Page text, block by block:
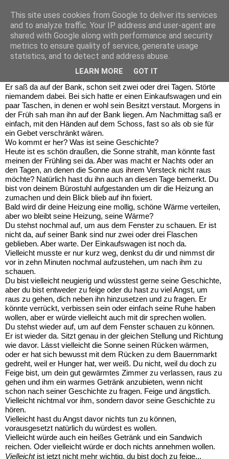
Farben dieser Welt
Vielleicht...
Er saß da auf der Bank, schon seit zwei oder drei Tagen. Störte
niemandem dabei. Bei sich hatte er einen Einkaufswagen und ein
paar Taschen, in denen er wohl sein Besitzt verstaut. Morgens in
der Früh sah man ihn auf der Bank liegen. Am Nachmittag saß er
einfach, mit den Händen auf dem Schoss, fast so als ob sie für
ein Gebet verschränkt wären.
Wo kommt er her? Was ist seine Geschichte?
Heute ist es schön draußen, die Sonne strahlt, man könnte fast
meinen der Frühling sei da. Aber was macht er Nachts oder an
den Tagen, an denen die Sonne aus ihrem Versteck nicht raus
möchte? Natürlich hast du ihn auch an diesen Tage bemerkt. Du
bist von deinem Bürostuhl aufgestanden um dir die Heizung an
zumachen und dein Blick blieb auf ihn fixiert.
Bald wird dir deine Heizung eine mollig, schöne Wärme verteilen,
aber wo bleibt seine Heizung, seine Wärme?
Du stehst nochmal auf, um aus dem Fenster zu schauen. Er ist
nicht da, auf seiner Bank sind nur zwei oder drei Flaschen
geblieben. Aber warte. Der Einkaufswagen ist noch da.
Vielleicht musste er nur kurz weg, denkst du dir und nimmst dir
vor in zehn Minuten nochmal aufzustehen, um nach ihm zu
schauen.
Du bist vielleicht neugierig und wüsstest gerne seine Geschichte,
aber du bist entweder zu feige oder du hast zu viel Angst, um
raus zu gehen, dich neben ihn hinzusetzen und zu fragen. Er
könnte verrückt, verbissen sein oder einfach seine Ruhe haben
wollen, aber er würde vielleicht auch mit dir sprechen wollen.
Du stehst wieder auf, um auf dem Fenster schauen zu können.
Er ist wieder da. Sitzt genau in der gleichen Stellung und Richtung
wie davor. Lässt vielleicht die Sonne seinen Rücken wärmen,
oder er hat sich bewusst mit dem Rücken zu dem Bauernmarkt
gedreht, weil er Hunger hat, wer weiß. Du nicht, weil du doch zu
Feige bist, um dein gut gewärmtes Zimmer zu verlassen, raus zu
gehen und ihm ein warmes Getränk anzubieten, wenn nicht
schon nach seiner Geschichte zu fragen. Feige und ängstlich.
Vielleicht nichtmal vor ihm, sondern davor seine Geschichte zu
hören.
Vielleicht hast du Angst davor nichts tun zu können,
vorausgesetzt natürlich du würdest es wollen.
Vielleicht würde auch ein heißes Getränk und ein Sandwich
reichen. Oder vielleicht würde er doch nichts annehmen wollen.
Vielleichtist jetzt nicht mehr wichtig, du bist doch zu feige...
This site uses cookies from Google to deliver its services
and to analyze traffic. Your IP address and user-agent are
shared with Google along with performance and security
metrics to ensure quality of service, generate usage
statistics, and to detect and address abuse.
LEARN MORE GOT IT